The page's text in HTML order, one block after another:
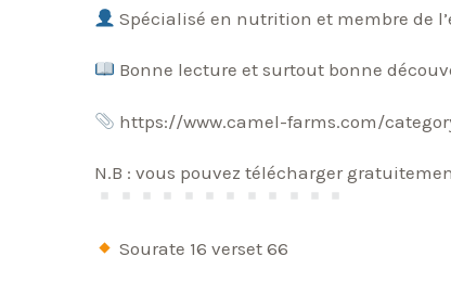
Bonne lecture et surtout bonne
https://www.camel-farms.com/
N.B : vous pouvez télécharger
Sourate 16 verset 66